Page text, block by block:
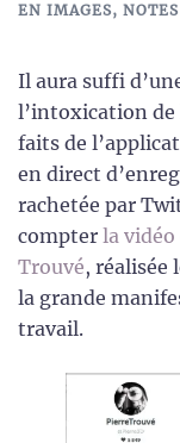
EN IMAGES, NOTES
Il aura suffi
l’intoxication de
faits de
en direct
rachetée par
compter la
Trouvé, réalisée
la grande
travail.